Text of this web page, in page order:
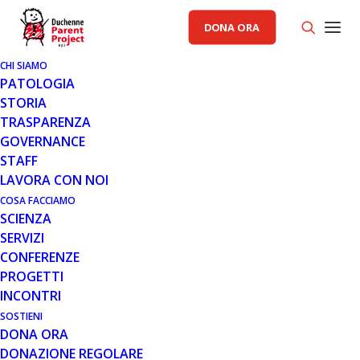
DONA ORA
CHI SIAMO
PATOLOGIA
STORIA
TRASPARENZA
GOVERNANCE
STAFF
LAVORA CON NOI
COSA FACCIAMO
SCIENZA
SERVIZI
CONFERENZE
PROGETTI
INCONTRI
SOSTIENI
DONA ORA
DONAZIONE REGOLARE
AREA SCIENZA PP
19 MAR 2021
AGGIORNAMENTI DAL TRIAL DI
TERAPIA GENICA DI SOLID